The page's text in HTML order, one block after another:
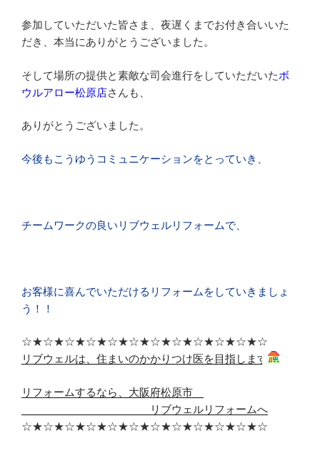
参加していただいた皆さま、夜遅くまでお付き合いいた
だき、本当にありがとうございました。
そして場所の提供と素敵な司会進行をしていただいたボ
ウルアロー松原店さんも、
ありがとうございました。
今後もこうゆうコミュニケーションをとっていき、
チームワークの良いリブウェルリフォームで、
お客様に喜んでいただけるリフォームをしていきましょ
う！！
☆★☆★☆★☆★☆★☆★☆★☆★☆★☆★☆★☆
リブウェルは、住まいのかかりつけ医を目指します
リフォームするなら、大阪府松原市
リブウェルリフォームへ
☆★☆★☆★☆★☆★☆★☆★☆★☆★☆★☆★☆